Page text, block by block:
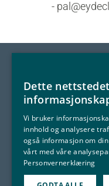
-
Eyde-klyngen
I fellesskap
bidrag tilbake
Dette
Vi bruker
innhold og analysere
også informasjon om
vårt med våre
Personvernerklæring